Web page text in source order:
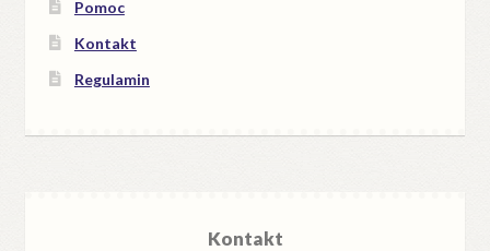
Pomoc
Kontakt
Regulamin
Kontakt